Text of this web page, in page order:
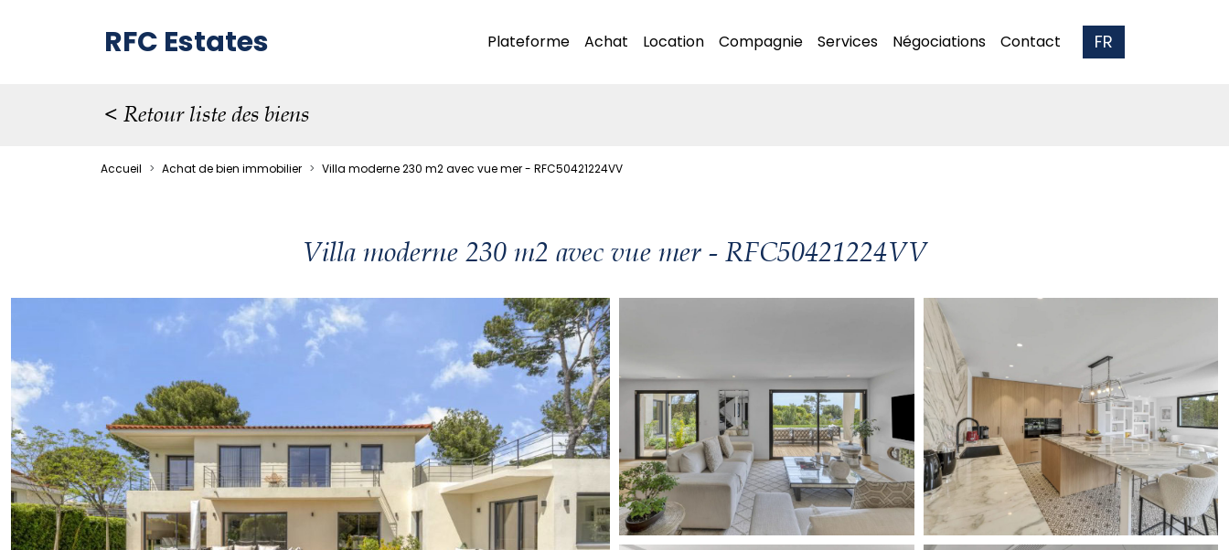
RFC Estates FR
Plateforme Achat Location Compagnie Services Négociations Contact
< Retour liste des biens
Accueil Achat de bien immobilier Villa moderne 230 m2 avec vue mer - RFC50421224VV
Villa moderne 230 m2 avec vue mer - RFC50421224VV